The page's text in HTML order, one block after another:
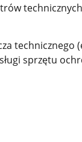
technicznego
sprzętu